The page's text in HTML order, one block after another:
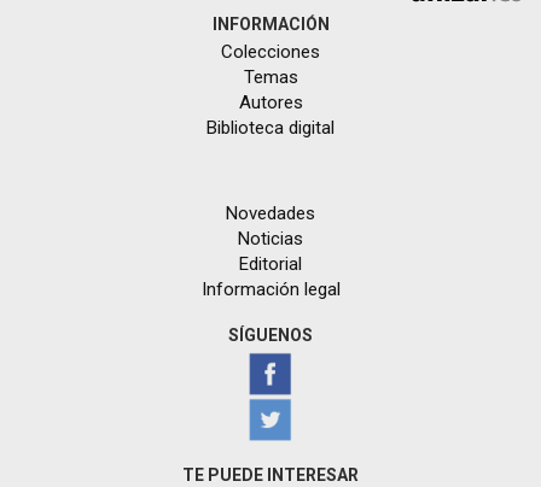
INFORMACIÓN
Colecciones
Temas
Autores
Biblioteca digital
Novedades
Noticias
Editorial
Información legal
SÍGUENOS
TE PUEDE INTERESAR